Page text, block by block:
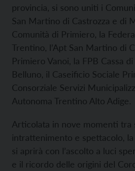
provincia, si sono uniti i
San Martino di Castrozza e di
Comunità di Primiero, la
Trentino, l’Apt San Martino di
Primiero Vanoi, la FPB Cassa
Belluno, il Caseificio Sociale
Consorziale Servizi
Autonoma Trentino Alto Adige.
Articolata in nove momenti tra
intrattenimento e spettacolo,
si aprirà con l’ascolto a luci
e il ricordo delle origini del